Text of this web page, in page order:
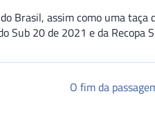
Brasil, assim como uma
Sub 20 de 2021 e da Recopa
O fim da